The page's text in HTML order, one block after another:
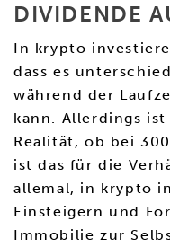
DIVIDENDE
In krypto
dass es
während der
kann. Allerdings
Realität, ob bei
ist das für die
allemal, in krypto
Einsteigern und
Immobilie zur